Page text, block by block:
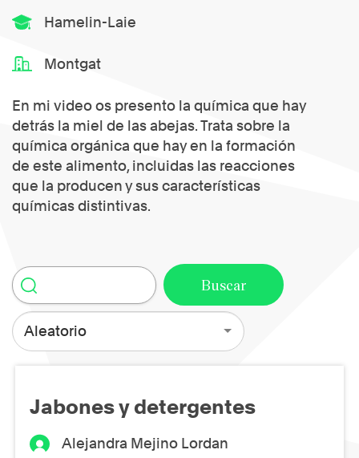
Hamelin-Laie
Montgat
En mi video os presento la química que hay
detrás la miel de las abejas. Trata sobre la
química orgánica que hay en la formación
de este alimento, incluidas las reacciones
que la producen y sus características
químicas distintivas.
Aleatorio
Jabones y detergentes
Alejandra Mejino Lordan